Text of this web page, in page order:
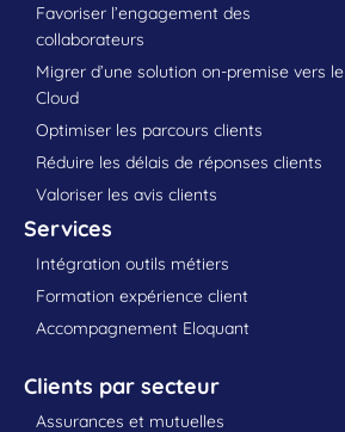
Favoriser l’engagement des
collaborateurs
Migrer d’une solution on-premise vers le
Cloud
Optimiser les parcours clients
Réduire les délais de réponses clients
Valoriser les avis clients
Services
Intégration outils métiers
Formation expérience client
Accompagnement Eloquant
Clients par secteur
Assurances et mutuelles